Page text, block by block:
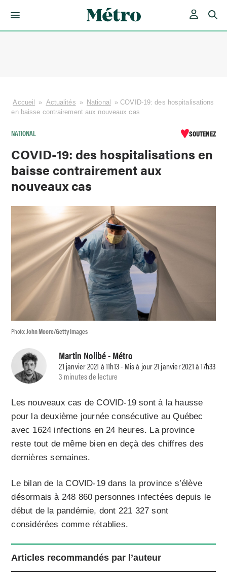
Accueil » Actualités » National »COVID-19: des hospitalisations
en baisse contrairement aux nouveaux cas
NATIONAL SOUTENEZ
COVID-19: des hospitalisations en
baisse contrairement aux
nouveaux cas
Photo:John Moore/Getty Images
Martin Nolibé- Métro
21 janvier 2021 à 11h13 - Mis à jour 21 janvier 2021 à 17h33
3 minutes de lecture
Les nouveaux cas de COVID-19 sont à la hausse
pour la deuxième journée consécutive au Québec
avec 1624 infections en 24 heures. La province
reste tout de même bien en deçà des chiffres des
dernières semaines.
Le bilan de la COVID-19 dans la province s’élève
désormais à 248 860 personnes infectées depuis le
début de la pandémie, dont 221 327 sont
considérées comme rétablies.
Articles recommandés par l’auteur